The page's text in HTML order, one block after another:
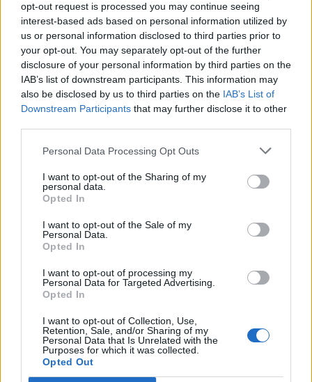
opt-out request is processed you may continue seeing
interest-based ads based on personal information utilized by
us or personal information disclosed to third parties prior to
your opt-out. You may separately opt-out of the further
disclosure of your personal information by third parties on the
IAB’s list of downstream participants. This information may
also be disclosed by us to third parties on the IAB’s List of
Downstream Participants that may further disclose it to other
Personal Data Processing Opt Outs
I want to opt-out of the Sharing of my
personal data.
Opted In
I want to opt-out of the Sale of my
Personal Data.
Opted In
I want to opt-out of processing my
Personal Data for Targeted Advertising.
Opted In
I want to opt-out of Collection, Use,
Retention, Sale, and/or Sharing of my
Personal Data that Is Unrelated with the
Purposes for which it was collected.
Opted Out
Η σειρά NIVEA SUN Breathable UV
Specialist περιλαμβάνει:
Spot Control · Invisible Daily Fluid · Ultra Light Daily
Διατηρώντας τις ανανεωμένες συνθέσεις τους,
ενσωματώνουν παράλληλα την προηγμένη UV
τεχνολογία της νέας γενιάς.
Προστασία παντού: Το νέο Silky UV Stick
SPF 50+
Το NIVEA SUN παρουσιάζει το πρώτο αντηλιακό
stick προσώπου της, το
NIVEA SUN Silky UV Stick SPF 50+,